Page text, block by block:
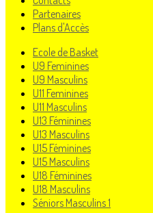
Partenaires
Plans d'Accès
Ecole de Basket
U9 Feminines
U9 Masculins
U11 Feminines
U11 Masculins
U13 Féminines
U13 Masculins
U15 Féminines
U15 Masculins
U18 Féminines
U18 Masculins
Séniors Masculins 1